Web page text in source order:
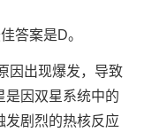
答案是D。
因出现爆发，导致
是因双星系统中的
发剧烈的热核反应